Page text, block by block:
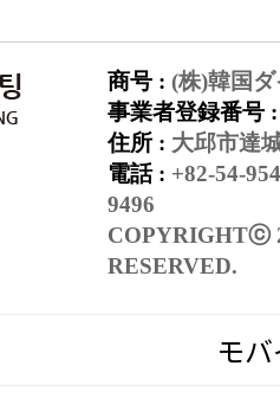
商号 : (株)韓国
事業者登録番号
住所 : 大邱市達
電話 : +82-54-
9496
COPYRIGHTⓒ
RESERVED.
モ